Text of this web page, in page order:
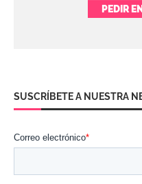
PEDIR
SUSCRÍBETE A NUESTRA